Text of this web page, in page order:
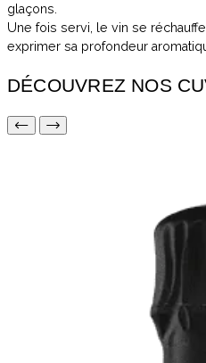
glaçons.
Une fois servi, le vin se
exprimer sa profondeur
DÉCOUVREZ NOS